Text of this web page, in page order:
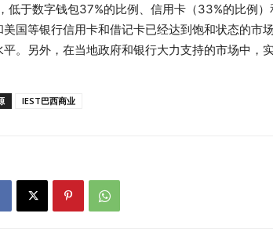
低于数字钱包37%的比例、信用卡（33%的比例
美国等银行信用卡和借记卡已经达到饱和状态的市
平。另外，在当地政府和银行大力支持的市场中，
IEST巴西商业